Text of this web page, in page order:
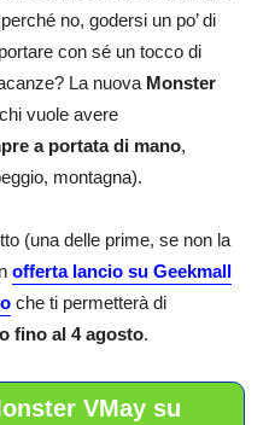
no, godersi un po’ di
con sé un tocco di
La nuova Monster
vuole avere
a portata di mano,
montagna).
(una delle prime, se non la
offerta lancio su Geekmall
che ti permetterà di
fino al 4 agosto.
VMay su